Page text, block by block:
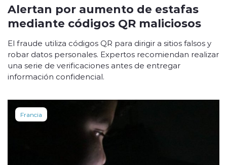
Alertan por aumento de estafas
mediante códigos QR maliciosos
El fraude utiliza códigos QR para dirigir a sitios falsos y
robar datos personales. Expertos recomiendan realizar
una serie de verificaciones antes de entregar
información confidencial.
Francia